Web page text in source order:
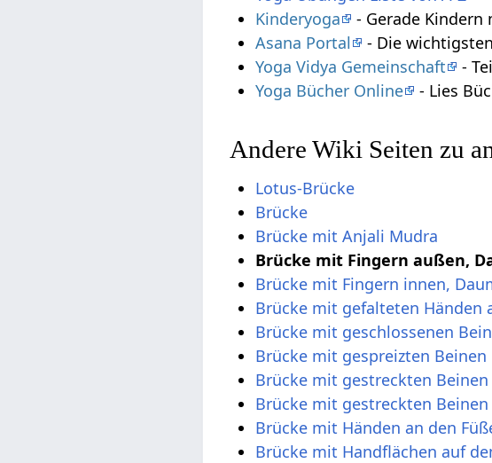
Kinderyoga
- Gerade Kindern
Asana Portal
- Die
Yoga Vidya Gemeinschaft
-
Yoga Bücher Online
- Lies
Andere Wiki Seiten zu
Lotus-Brücke
Brücke
Brücke mit Anjali Mudra
Brücke mit Fingern außen,
Brücke mit Fingern innen,
Brücke mit gefalteten Händen
Brücke mit geschlossenen
Brücke mit gespreizten Beinen
Brücke mit gestreckten Beinen
Brücke mit gestreckten Beinen
Brücke mit Händen an den
Brücke mit Handflächen auf